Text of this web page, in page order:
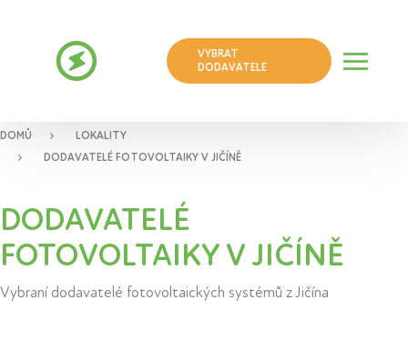
VYBRAT
DODAVATELE
DOMŮ
LOKALITY
DODAVATELÉ FOTOVOLTAIKY V JIČÍNĚ
DODAVATELÉ
FOTOVOLTAIKY V JIČÍNĚ
Vybraní dodavatelé fotovoltaických systémů z Jičína